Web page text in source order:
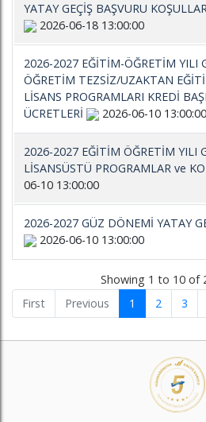
YATAY GEÇİŞ BAŞVURU
2026-06-18 13:00:00
2026-2027 EĞİTİM-ÖĞRETİM YILI
ÖĞRETİM TEZSİZ/UZAKTAN
LİSANS PROGRAMLARI KREDİ
ÜCRETLERİ
2026-06-10 13:00:00
2026-2027 EĞİTİM ÖĞRETİM YILI
LİSANSÜSTÜ PROGRAMLAR ve
06-10 13:00:00
2026-2027 GÜZ DÖNEMİ YATAY
2026-06-10 13:00:00
Showing 1 to 10 of
First
Previous 1 2 3